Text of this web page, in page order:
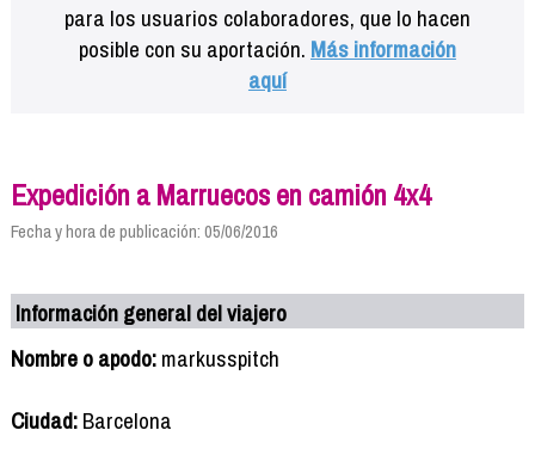
para los usuarios colaboradores, que lo hacen
posible con su aportación. Más información
aquí
Expedición a Marruecos en camión 4x4
Fecha y hora de publicación: 05/06/2016
Información general del viajero
Nombre o apodo:markusspitch
Ciudad:Barcelona